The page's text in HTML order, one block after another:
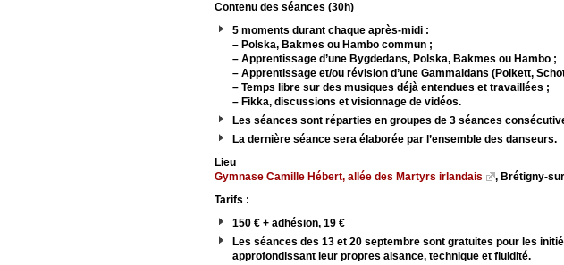
Contenu des séances (30h)
5 moments durant chaque après-midi :
– Polska, Bakmes ou Hambo commun ;
– Apprentissage d’une Bygdedans, Polska, Bakmes ou Hambo ;
– Apprentissage et/ou révision d’une Gammaldans (Polkett,
– Temps libre sur des musiques déjà entendues et travaillées ;
– Fikka, discussions et visionnage de vidéos.
Les séances sont réparties en groupes de 3 séances
La dernière séance sera élaborée par l’ensemble des danseurs.
Lieu
Gymnase Camille Hébert, allée des Martyrs irlandais
, Brétigny-
Tarifs :
150 € + adhésion, 19 €
Les séances des 13 et 20 septembre sont gratuites pour les
approfondissant leur propres aisance, technique et fluidité.